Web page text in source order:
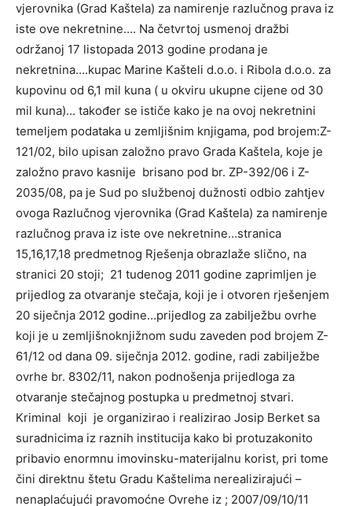
vjerovnika (Grad Kaštela) za namirenje razlučnog prava iz
iste ove nekretnine…. Na četvrtoj usmenoj dražbi
održanoj 17 listopada 2013 godine prodana je
nekretnina….kupac Marine Kašteli d.o.o. i Ribola d.o.o. za
kupovinu od 6,1 mil kuna ( u okviru ukupne cijene od 30
mil kuna)… također se ističe kako je na ovoj nekretnini
temeljem podataka u zemljišnim knjigama, pod brojem:Z-
121/02, bilo upisan založno pravo Grada Kaštela, koje je
založno pravo kasnije brisano pod br. ZP-392/06 i Z-
2035/08, pa je Sud po službenoj dužnosti odbio zahtjev
ovoga Razlučnog vjerovnika (Grad Kaštela) za namirenje
razlučnog prava iz iste ove nekretnine…stranica
15,16,17,18 predmetnog Rješenja obrazlaže slično, na
stranici 20 stoji; 21 tudenog 2011 godine zaprimljen je
prijedlog za otvaranje stečaja, koji je i otvoren rješenjem
20 siječnja 2012 godine…prijedlog za zabilježbu ovrhe
koji je u zemljišnoknjižnom sudu zaveden pod brojem Z-
61/12 od dana 09. siječnja 2012. godine, radi zabilježbe
ovrhe br. 8302/11, nakon podnošenja prijedloga za
otvaranje stečajnog postupka u predmetnoj stvari.
Kriminal koji je organizirao i realizirao Josip Berket sa
suradnicima iz raznih institucija kako bi protuzakonito
pribavio enormnu imovinsku-materijalnu korist, pri tome
čini direktnu štetu Gradu Kaštelima nerealizirajući –
nenaplaćujući pravomoćne Ovrehe iz ; 2007/09/10/11